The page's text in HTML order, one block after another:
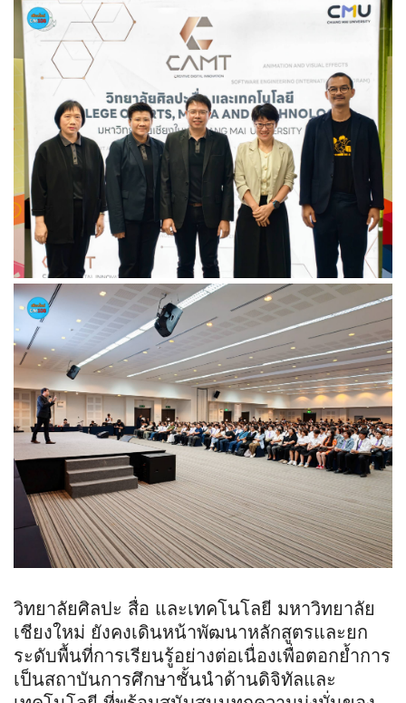
วิทยาลัยศิลปะ สื่อ และเทคโนโลยี มหาวิทยาลัย
เชียงใหม่ ยังคงเดินหน้าพัฒนาหลักสูตรและยก
ระดับพื้นที่การเรียนรู้อย่างต่อเนื่องเพื่อตอกย้ำการ
เป็นสถาบันการศึกษาชั้นนำด้านดิจิทัลและ